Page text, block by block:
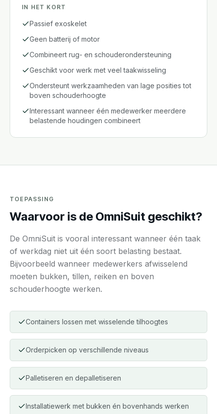
IN HET KORT
Passief exoskelet
Geen batterij of motor
Combineert rug- en schouderondersteuning
Geschikt voor werk met veel taakwisseling
Ondersteunt werkzaamheden van lage posities tot
boven schouderhoogte
Interessant wanneer één medewerker meerdere
belastende houdingen combineert
TOEPASSING
Waarvoor is de OmniSuit geschikt?
De OmniSuit is vooral interessant wanneer één taak
of werkdag niet uit één soort belasting bestaat.
Bijvoorbeeld wanneer medewerkers afwisselend
moeten bukken, tillen, reiken en boven
schouderhoogte werken.
Containers lossen met wisselende tilhoogtes
Orderpicken op verschillende niveaus
Palletiseren en depalletiseren
Installatiewerk met bukken én bovenhands werken